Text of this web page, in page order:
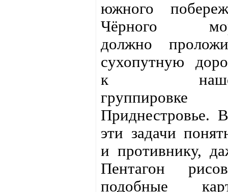
южного
Чёрного
должно
сухопутную
к
Приднестровье.
эти задачи
и противнику,
Пентагон
подобные